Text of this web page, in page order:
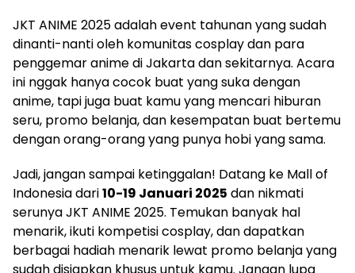
JKT ANIME 2025 adalah event tahunan yang sudah
dinanti-nanti oleh komunitas cosplay dan para
penggemar anime di Jakarta dan sekitarnya. Acara
ini nggak hanya cocok buat yang suka dengan
anime, tapi juga buat kamu yang mencari hiburan
seru, promo belanja, dan kesempatan buat bertemu
dengan orang-orang yang punya hobi yang sama.
Jadi, jangan sampai ketinggalan! Datang ke Mall of
Indonesia dari10-19 Januari 2025 dan nikmati
serunya JKT ANIME 2025. Temukan banyak hal
menarik, ikuti kompetisi cosplay, dan dapatkan
berbagai hadiah menarik lewat promo belanja yang
sudah disiapkan khusus untuk kamu. Jangan lupa